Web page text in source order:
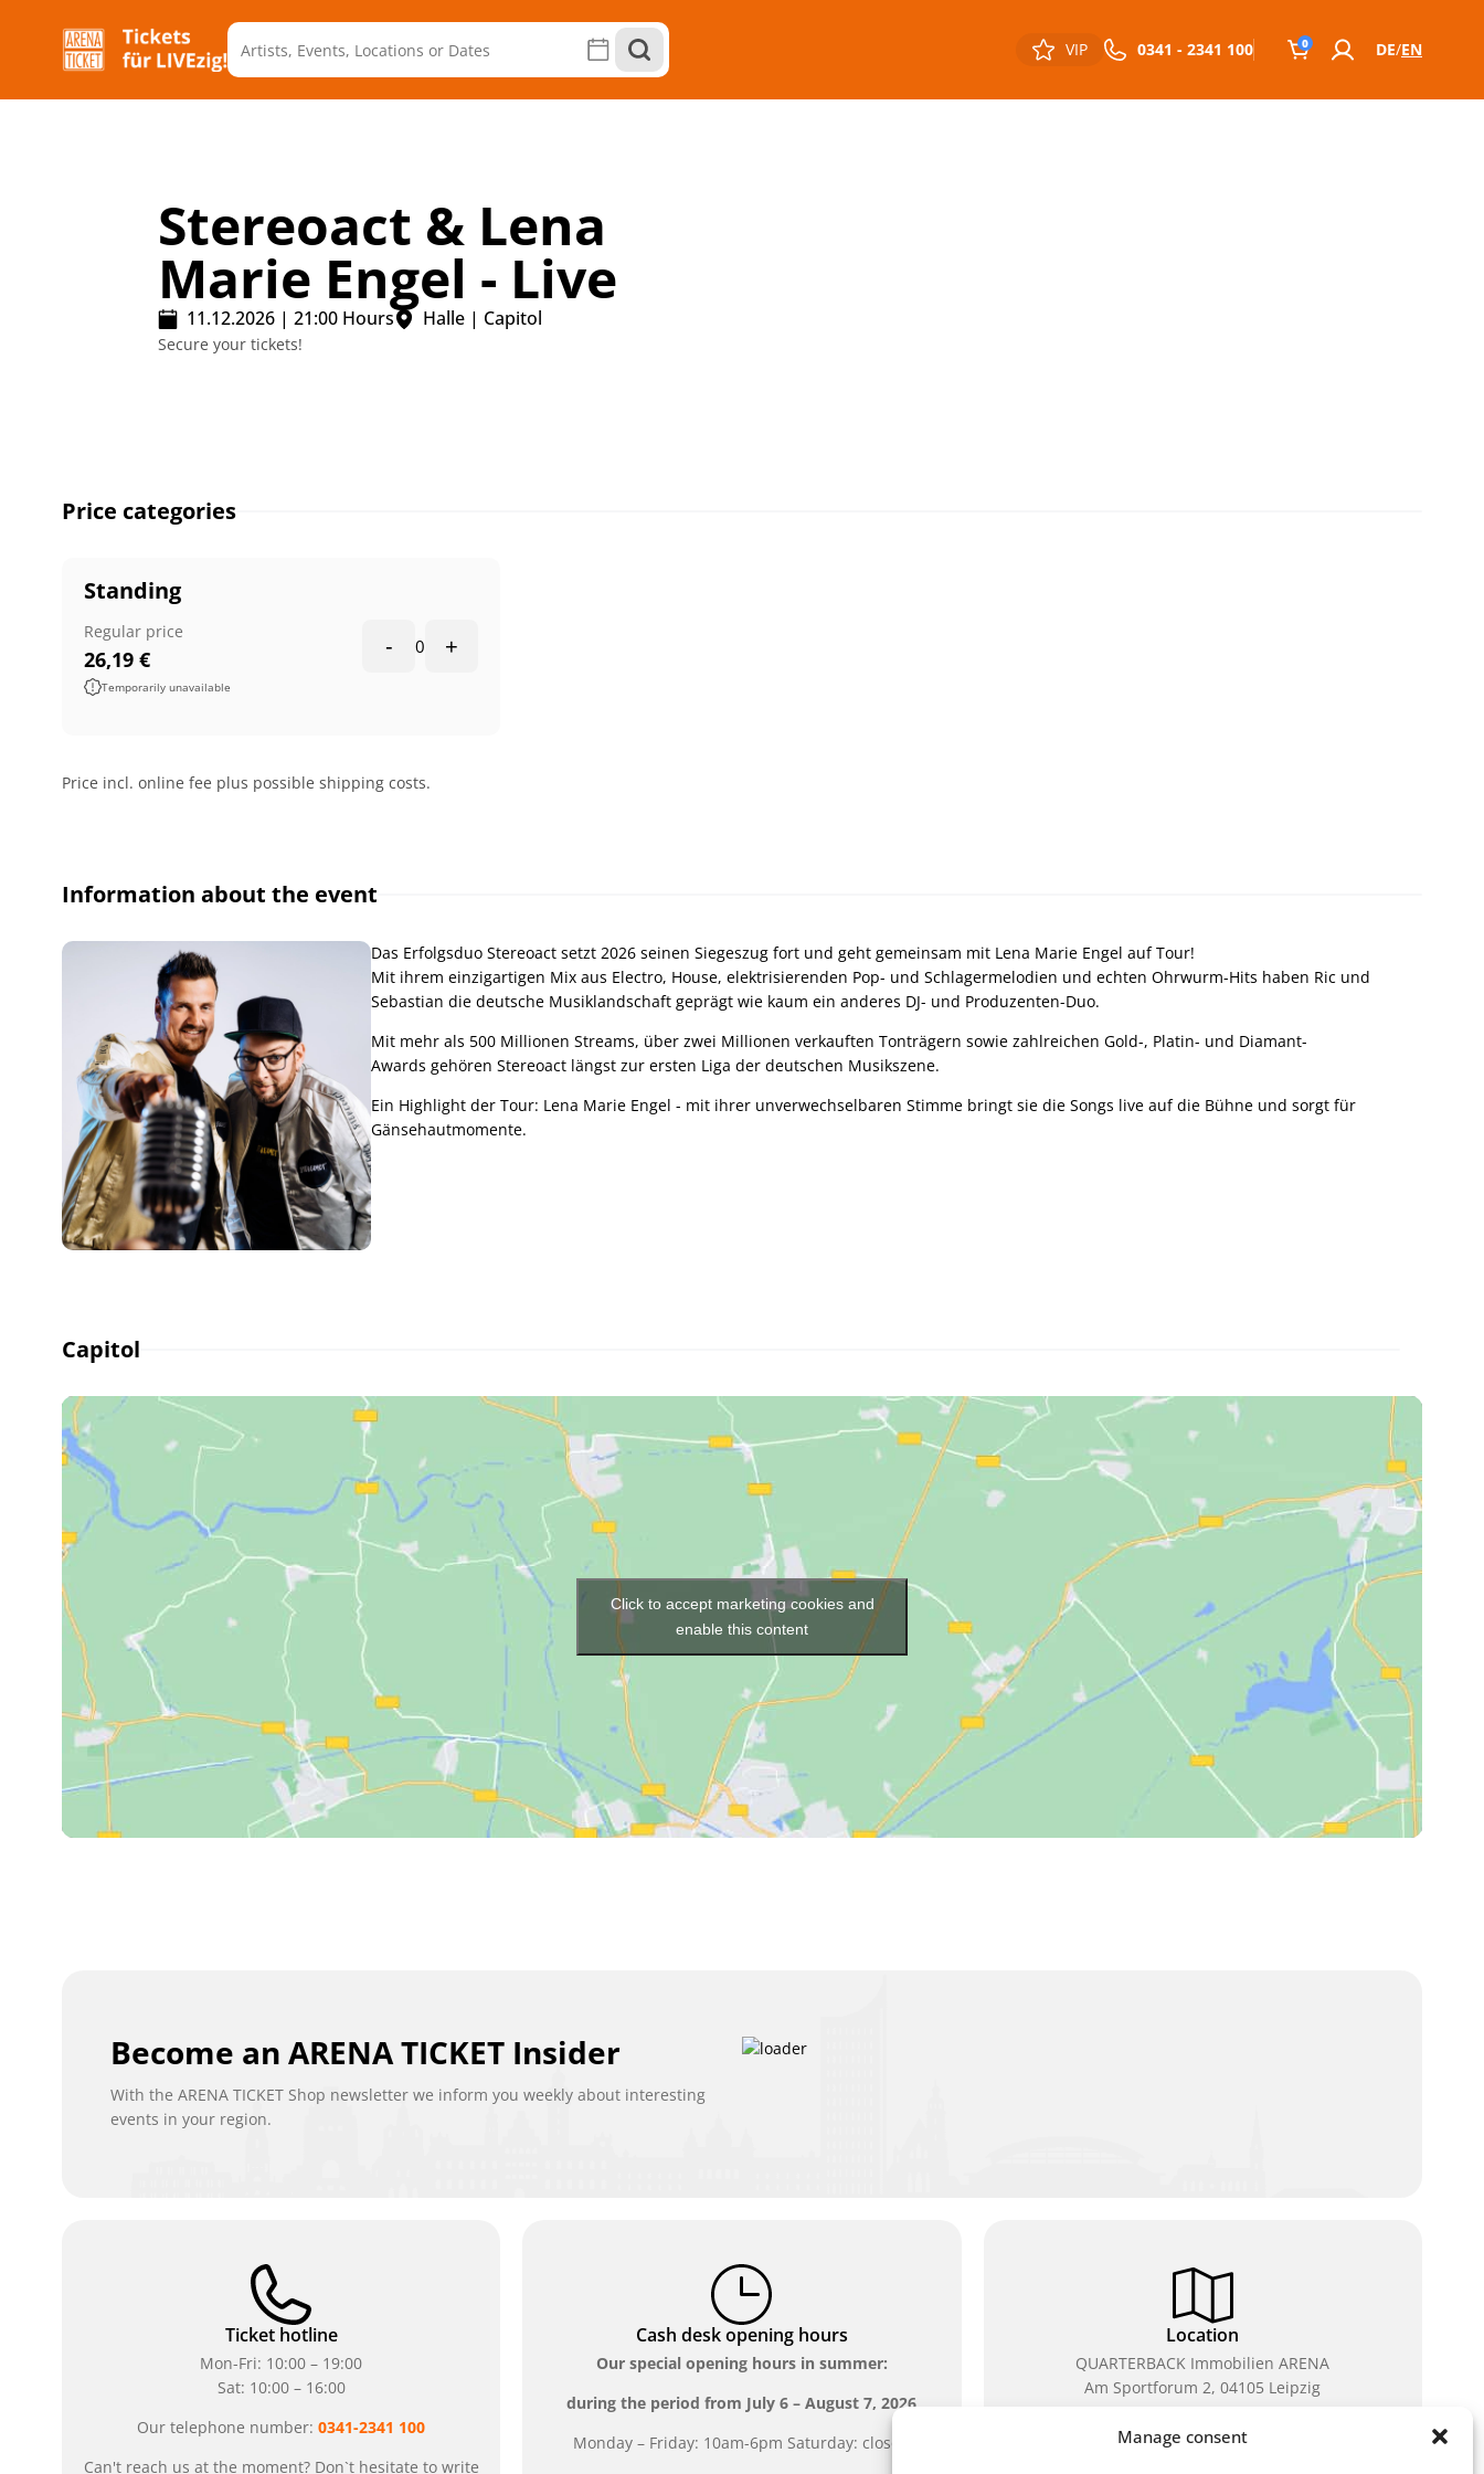
Manage consent
VIP 0341 - 2341 100 0 DE EN
Stereoact & Lena
Marie Engel - Live
11.12.2026 | 21:00 Hours Halle | Capitol
Secure your tickets!
Price categories
Standing
Regular price
26,19 €
Temporarily unavailable
- 0 +
Price incl. online fee plus possible shipping costs.
Information about the event
Das Erfolgsduo Stereoact setzt 2026 seinen Siegeszug fort und geht gemeinsam mit Lena Marie Engel auf Tour!
Mit ihrem einzigartigen Mix aus Electro, House, elektrisierenden Pop- und Schlagermelodien und echten Ohrwurm-Hits haben Ric und
Sebastian die deutsche Musiklandschaft geprägt wie kaum ein anderes DJ- und Produzenten-Duo.
Mit mehr als 500 Millionen Streams, über zwei Millionen verkauften Tonträgern sowie zahlreichen Gold-, Platin- und Diamant-
Awards gehören Stereoact längst zur ersten Liga der deutschen Musikszene.
Ein Highlight der Tour: Lena Marie Engel - mit ihrer unverwechselbaren Stimme bringt sie die Songs live auf die Bühne und sorgt für
Gänsehautmomente.
Capitol
Click to accept marketing cookies and
enable this content
Become an ARENA TICKET Insider
With the ARENA TICKET Shop newsletter we inform you weekly about interesting
events in your region.
Ticket hotline
Mon-Fri: 10:00 – 19:00
Sat: 10:00 – 16:00
Our telephone number:0341-2341 100
Can't reach us at the moment? Don`t hesitate to write
Cash desk opening hours
Our special opening hours in summer:
during the period from July 6 – August 7, 2026
Monday – Friday: 10am-6pm Saturday: closed
Location
QUARTERBACK Immobilien ARENA
Am Sportforum 2, 04105 Leipzig
You can reach us by public transport: tram lines 3, 4,
7, 8, 15, stop Waldplatz/Arena. Free parking is